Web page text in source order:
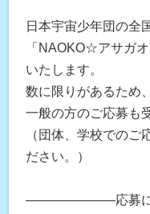
日本宇宙少年団の全
「NAOKO☆アサガ
いたします。
数に限りがあるため
一般の方のご応募も
（団体、学校でのご
ださい。）
———————応募に